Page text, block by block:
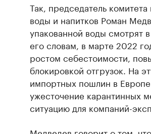
Так, председатель
воды и напитков Роман
упакованной воды
его словам, в марте 2022
ростом себестоимости,
блокировкой отгрузок. На
импортных пошлин в
ужесточение карантинных
ситуацию для компаний-